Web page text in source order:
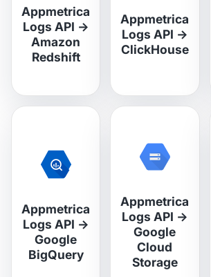
Appmetrica
Logs API →
Amazon
Redshift
Appmetrica
Logs API →
ClickHouse
Appmetrica
Logs API →
Google
BigQuery
Appmetrica
Logs API →
Google
Cloud
Storage